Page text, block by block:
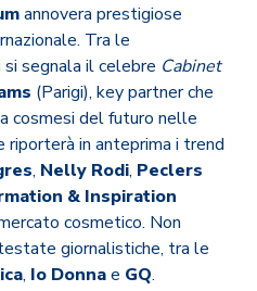
annovera prestigiose
Tra le
segnala il celebre Cabinet
(Parigi), key partner che
cosmesi del futuro nelle
riporterà in anteprima i trend
, Nelly Rodi, Peclers
& Inspiration
cosmetico. Non
giornalistiche, tra le
, Io Donnae GQ.